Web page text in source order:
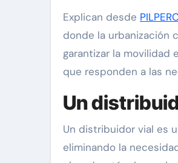
Explican desde
donde la urbanización
garantizar la
que responden a las
Un
Un distribuidor vial es
eliminando la